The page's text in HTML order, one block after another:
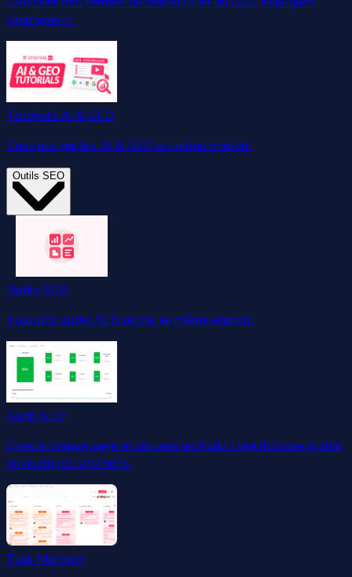
simplement.
Tutoriels AI & GEO
Tous nos guides IA & GEO au même endroit.
Outils SEO
Outils SEO
Tous nos outils SEO réunis au même endroit.
Audit SEO
Crawle chaque page et obtiens un Audit Health Score global
en quelques secondes.
Task Manager